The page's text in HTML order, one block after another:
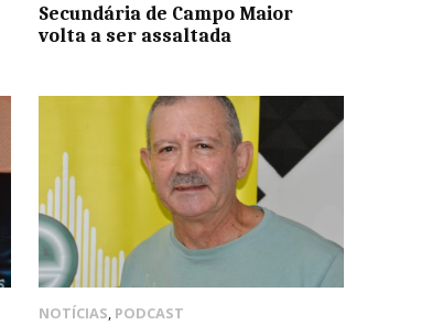
Secundária de Campo Maior
volta a ser assaltada
NOTÍCIAS, PODCAST